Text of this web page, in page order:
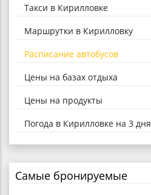
Такси в Кирилловке
Маршрутки в Кирилловку
Расписание автобусов
Цены на базах отдыха
Цены на продукты
Погода в Кирилловке на 3 дня
Самые бронируемые